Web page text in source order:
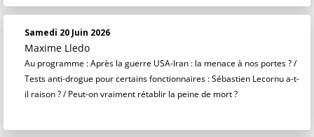
Samedi 20 Juin 2026
Maxime Lledo
Au programme : Après la guerre USA-Iran : la menace à nos portes ? /
Tests anti-drogue pour certains fonctionnaires : Sébastien Lecornu a-t-
il raison ? / Peut-on vraiment rétablir la peine de mort ?